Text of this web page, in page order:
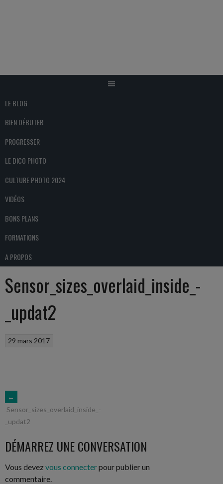
LE BLOG
BIEN DÉBUTER
PROGRESSER
LE DICO PHOTO
CULTURE PHOTO 2024
VIDÉOS
BONS PLANS
FORMATIONS
A PROPOS
Sensor_sizes_overlaid_inside_-
_updat2
29 mars 2017
NAVIGATION
DES
ARTICLES
←
Sensor_sizes_overlaid_inside_-
_updat2
DÉMARREZ UNE CONVERSATION
Vous devez vous connecterpour publier un
commentaire.